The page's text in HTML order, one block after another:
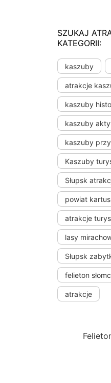
SZUKAJ
KATEGORII:
kaszuby
atrakcje
kaszuby
kaszuby
kaszuby
Kaszuby
Słupsk
powiat
atrakcje
lasy
Słupsk
felieton
atrakcje